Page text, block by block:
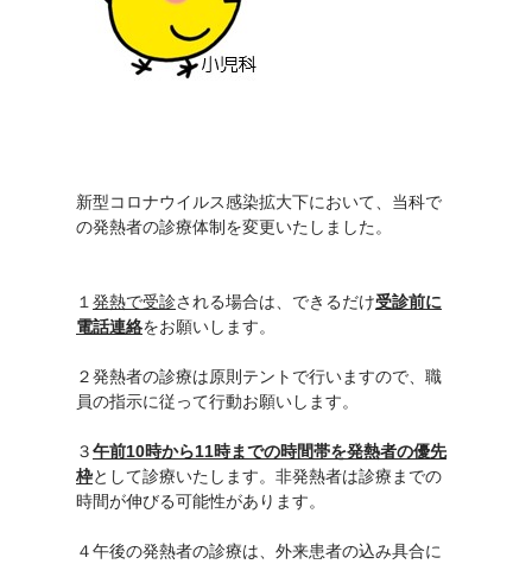
新型コロナウイルス感染拡大下において、当科で
の発熱者の診療体制を変更いたしました。
１ 発熱で受診される場合は、できるだけ受診前に
電話連絡をお願いします。
２発熱者の診療は原則テントで行いますので、職
員の指示に従って行動お願いします。
３午前10時から11時までの時間帯を発熱者の優先
枠として診療いたします。非発熱者は診療までの
時間が伸びる可能性があります。
４午後の発熱者の診療は、外来患者の込み具合に